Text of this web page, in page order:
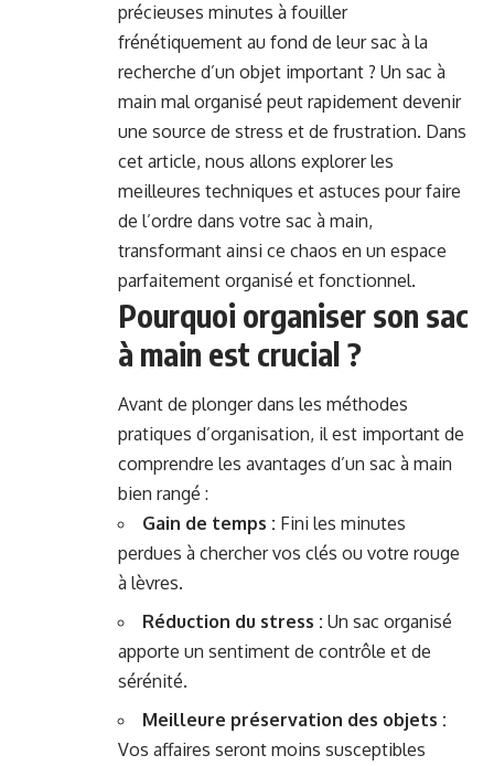
précieuses minutes à fouiller
frénétiquement au fond de leur sac à la
recherche d’un objet important ? Un sac à
main mal organisé peut rapidement devenir
une source de stress et de frustration. Dans
cet article, nous allons explorer les
meilleures techniques et astuces pour faire
de l’ordre dans votre sac à main,
transformant ainsi ce chaos en un espace
parfaitement organisé et fonctionnel.
Pourquoi organiser son sac
à main est crucial ?
Avant de plonger dans les méthodes
pratiques d’organisation, il est important de
comprendre les avantages d’un sac à main
bien rangé :
Gain de temps : Fini les minutes
perdues à chercher vos clés ou votre rouge
à lèvres.
Réduction du stress : Un sac organisé
apporte un sentiment de contrôle et de
sérénité.
Meilleure préservation des objets :
Vos affaires seront moins susceptibles